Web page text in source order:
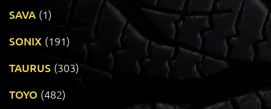
SAVA (1)
SONIX (191)
TAURUS (303)
TOYO (482)